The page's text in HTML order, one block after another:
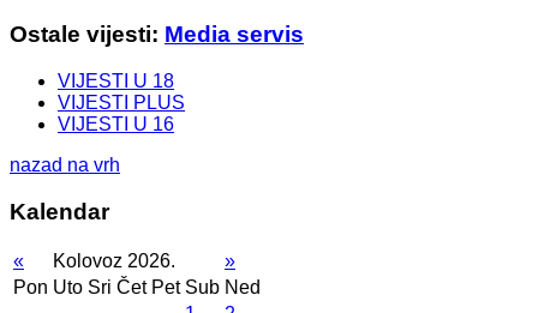
Ostale vijesti: Media servis
VIJESTI U 18
VIJESTI PLUS
VIJESTI U 16
nazad na vrh
Kalendar
« Kolovoz 2026.
»
Pon Uto Sri Čet Pet Sub Ned